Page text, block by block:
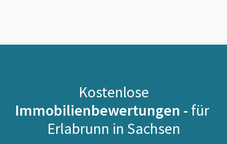
Kostenlose
Immobilienbewertungen - für
Erlabrunn in Sachsen